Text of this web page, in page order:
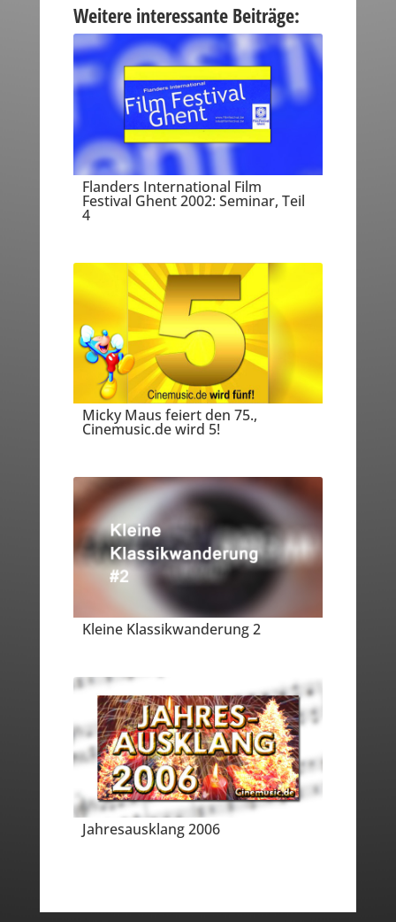
Weitere interessante Beiträge:
Flanders International Film
Festival Ghent 2002: Seminar, Teil
4
Micky Maus feiert den 75.,
Cinemusic.de wird 5!
Kleine Klassikwanderung 2
Jahresausklang 2006